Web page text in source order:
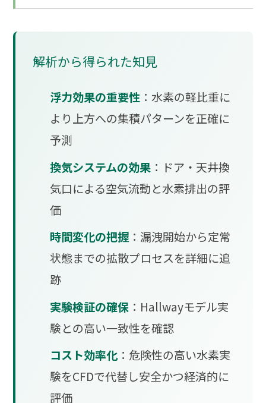
解析から得られた知見
浮力効果の重要性 ：水素の軽比重に
より上方への集積パターンを正確に
予測
換気システムの効果：ドア・天井換
気口による空気流動と水素排出の評
価
時間変化の把握：漏洩開始から定常
状態までの拡散プロセスを詳細に追
跡
実験検証の確保：Hallwayモデル実
験との高い一致性を確認
コスト効率化：危険性の高い水素実
験をCFDで代替し安全かつ経済的に
評価